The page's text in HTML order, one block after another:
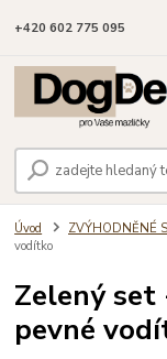
+420 602 775 095
Úvod ZVÝHODNĚNÉ
vodítko
Zelený set
pevné